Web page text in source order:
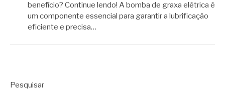
benefício? Continue lendo! A bomba de graxa elétrica é
um componente essencial para garantir a lubrificação
eficiente e precisa…
Pesquisar